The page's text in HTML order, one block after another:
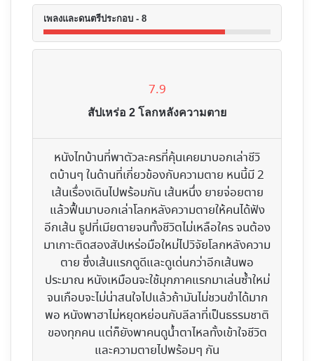
เพลงและดนตรีประกอบ - 8
7.9
สัปเหร่อ 2 โลกหลังความตาย
หนังไทบ้านที่พาตัวละครที่คุ้นเคยมาบอกเล่าชีวิ
ตบ้านๆ ในด้านที่เกี่ยวข้องกับความตาย หนนี้มี 2
เส้นเรื่องเดินไปพร้อมกัน เส้นหนึ่ง ยายจ่อยตาย
แล้วฟื้นมาบอกเล่าโลกหลังความตายให้คนได้ฟัง
อีกเส้น ธูปที่เมียตายจนทั้งชีวิตไม่เหลือใคร จนต้อง
มาเกาะติดสองสัปเหร่อมือใหม่ไปวิจัยโลกหลังความ
ตาย ซึ่งเส้นแรกดูดีและดูเด่นกว่าอีกเส้นพอ
ประมาณ หนังเหมือนจะใช้มุกภาคแรกมาเล่นซ้ำใหม่
จนเกือบจะไม่น่าสนใจไปแล้วถ้ามันไม่ชวนขำได้มาก
พอ หนังพาฮาไม่หยุดหย่อนกับลีลาที่เป็นธรรมชาติ
ของทุกคน แต่ก็ยังพาคนดูน้ำตาไหลทั้งเข้าใจชีวิต
และความตายไปพร้อมๆ กัน